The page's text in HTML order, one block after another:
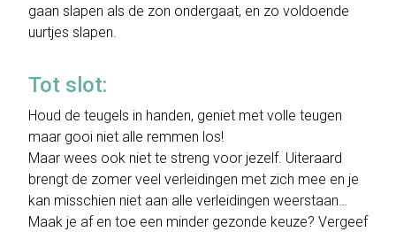
gaan slapen als de zon ondergaat, en zo voldoende
uurtjes slapen.
Tot slot:
Houd de teugels in handen, geniet met volle teugen
maar gooi niet alle remmen los!
Maar wees ook niet te streng voor jezelf. Uiteraard
brengt de zomer veel verleidingen met zich mee en je
kan misschien niet aan alle verleidingen weerstaan…
Maak je af en toe een minder gezonde keuze? Vergeef